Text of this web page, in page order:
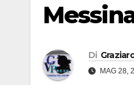
Di
MAG 28,